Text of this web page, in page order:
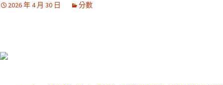
2026 年 4 月 30 日 分數